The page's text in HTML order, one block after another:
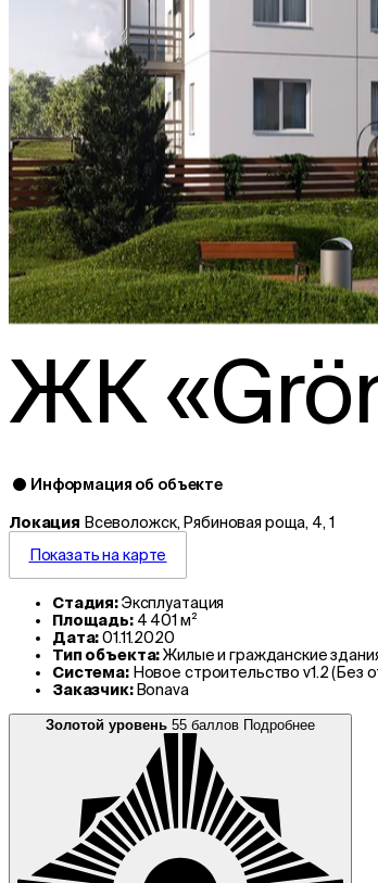
ЖК
Информация об объекте
Локация Всеволожск, Рябиновая роща, 4, 1
Показать на карте
Стадия:Эксплуатация
Площадь: 4 401 м²
Дата:01.11.2020
Тип объекта: Жилые и гражданские
Система: Новое строительство v1.2 (Без
Заказчик: Bonava
Золотой уровень 55 баллов Подробнее